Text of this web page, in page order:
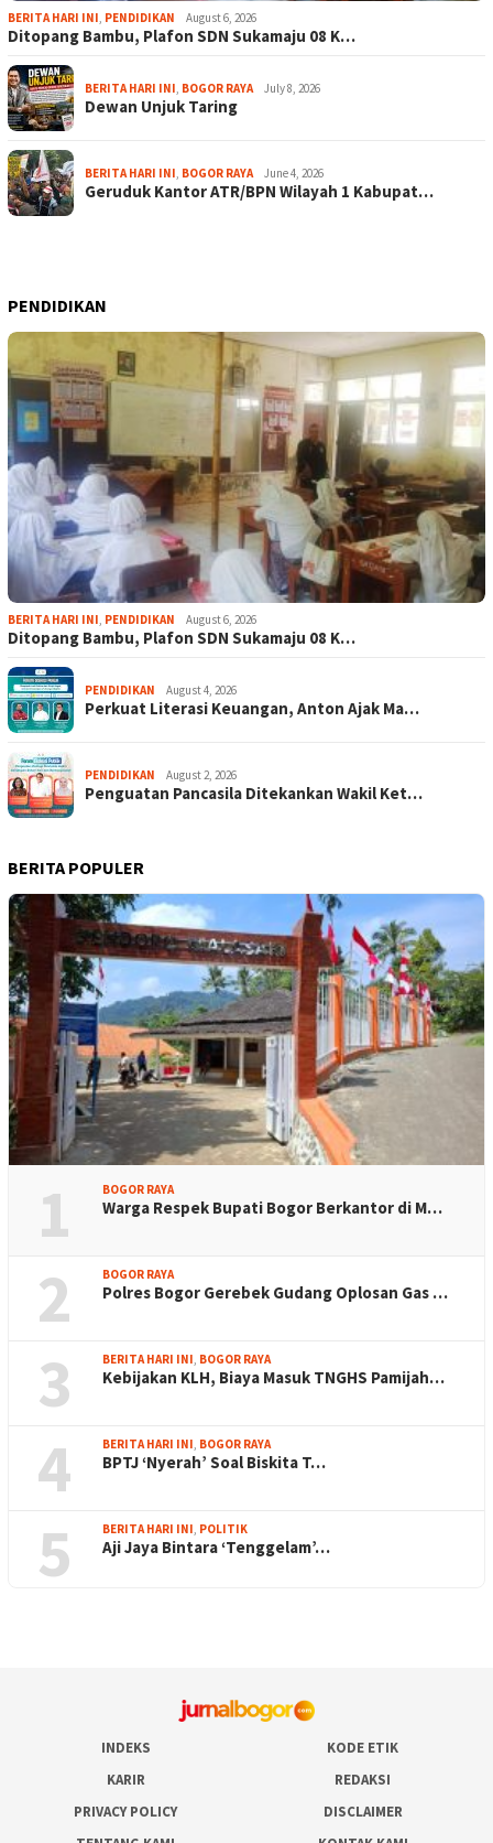
BERITA HARI INI, PENDIDIKAN August 6, 2026
Ditopang Bambu, Plafon SDN Sukamaju 08 K…
BERITA HARI INI, BOGOR RAYA July 8, 2026
Dewan Unjuk Taring
BERITA HARI INI, BOGOR RAYA June 4, 2026
Geruduk Kantor ATR/BPN Wilayah 1 Kabupat…
PENDIDIKAN
BERITA HARI INI, PENDIDIKAN August 6, 2026
Ditopang Bambu, Plafon SDN Sukamaju 08 K…
PENDIDIKAN August 4, 2026
Perkuat Literasi Keuangan, Anton Ajak Ma…
PENDIDIKAN August 2, 2026
Penguatan Pancasila Ditekankan Wakil Ket…
BERITA POPULER
1 BOGOR RAYA
Warga Respek Bupati Bogor Berkantor di M…
2 BOGOR RAYA
Polres Bogor Gerebek Gudang Oplosan Gas …
3 BERITA HARI INI BOGOR RAYA
Kebijakan KLH, Biaya Masuk TNGHS Pamijah…
4 BERITA HARI INI BOGOR RAYA
BPTJ ‘Nyerah’ Soal Biskita T…
5 BERITA HARI INI POLITIK
Aji Jaya Bintara ‘Tenggelam’…
INDEKS
KODE ETIK
KARIR
REDAKSI
PRIVACY POLICY
DISCLAIMER